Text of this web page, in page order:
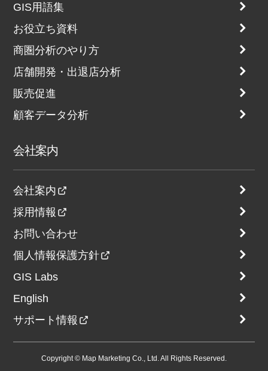
GIS用語集
お役立ち資料
商圏分析のやり方
店舗開発・出退店分析
販売促進
顧客データ分析
会社案内
会社案内
採用情報
お問い合わせ
個人情報保護方針
GIS Labs
English
サポート情報
Copyright © Map Marketing Co., Ltd. All Rights Reserved.